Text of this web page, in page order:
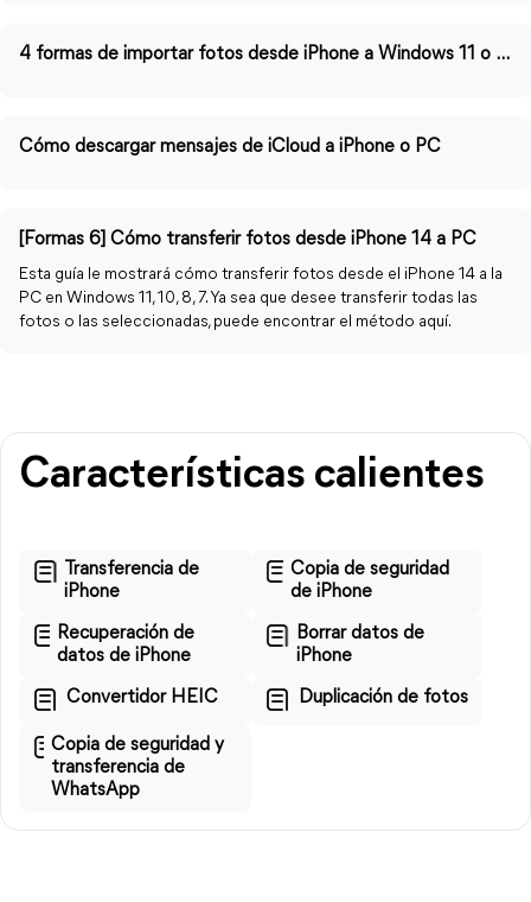
4 formas de importar fotos desde iPhone a Windows 11 o 10
Cómo descargar mensajes de iCloud a iPhone o PC
[Formas 6] Cómo transferir fotos desde iPhone 14 a PC
Esta guía le mostrará cómo transferir fotos desde el iPhone 14 a la
PC en Windows 11, 10, 8, 7. Ya sea que desee transferir todas las
fotos o las seleccionadas, puede encontrar el método aquí.
Características calientes
Transferencia de
iPhone
Copia de seguridad
de iPhone
Recuperación de
datos de iPhone
Borrar datos de
iPhone
Convertidor HEIC Duplicación de fotos
Copia de seguridad y
transferencia de
WhatsApp